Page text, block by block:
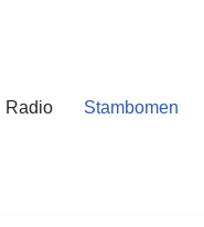
Radio Stambomen